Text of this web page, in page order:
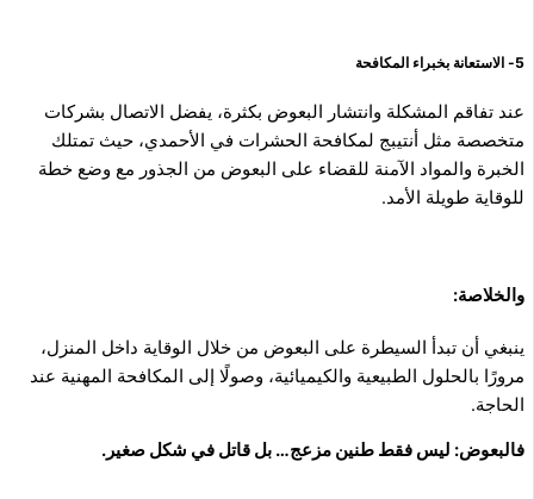
5- الاستعانة بخبراء المكافحة
عند تفاقم المشكلة وانتشار البعوض بكثرة، يفضل الاتصال بشركات
متخصصة مثل أنتيبج لمكافحة الحشرات في الأحمدي، حيث تمتلك
الخبرة والمواد الآمنة للقضاء على البعوض من الجذور مع وضع خطة
للوقاية طويلة الأمد.
والخلاصة:
ينبغي أن تبدأ السيطرة على البعوض من خلال الوقاية داخل المنزل،
مرورًا بالحلول الطبيعية والكيميائية، وصولًا إلى المكافحة المهنية عند
الحاجة.
فالبعوض: ليس فقط طنين مزعج… بل قاتل في شكل صغير.